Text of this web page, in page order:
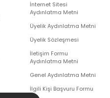
İnternet Sitesi
Aydınlatma Metni
Üyelik Aydınlatma Metni
Üyelik Sözleşmesi
İletişim Formu
Aydınlatma Metni
Genel Aydınlatma Metni
İlgili Kişi Başvuru Formu